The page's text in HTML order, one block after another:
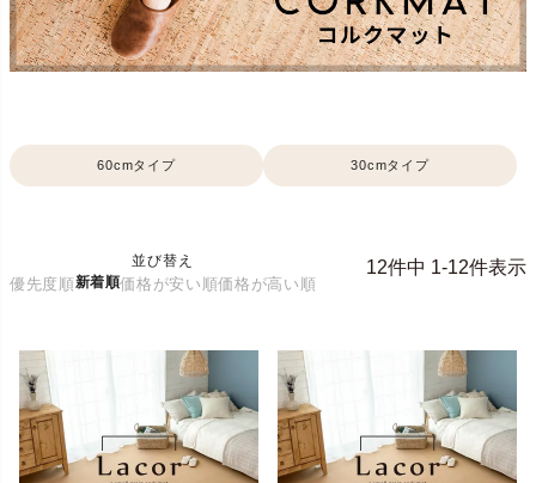
60cmタイプ 30cmタイプ
並び替え
優先度順新着順価格が安い順価格が高い順
12件中 1-12件表示